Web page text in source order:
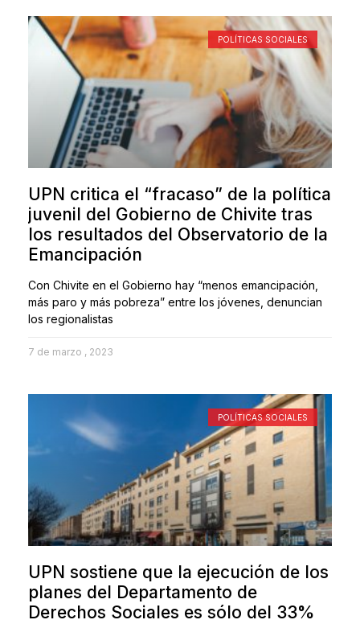
POLÍTICAS SOCIALES
UPN critica el “fracaso” de la política
juvenil del Gobierno de Chivite tras
los resultados del Observatorio de la
Emancipación
Con Chivite en el Gobierno hay “menos emancipación,
más paro y más pobreza” entre los jóvenes, denuncian
los regionalistas
7 de marzo , 2023
POLÍTICAS SOCIALES
UPN sostiene que la ejecución de los
planes del Departamento de
Derechos Sociales es sólo del 33%